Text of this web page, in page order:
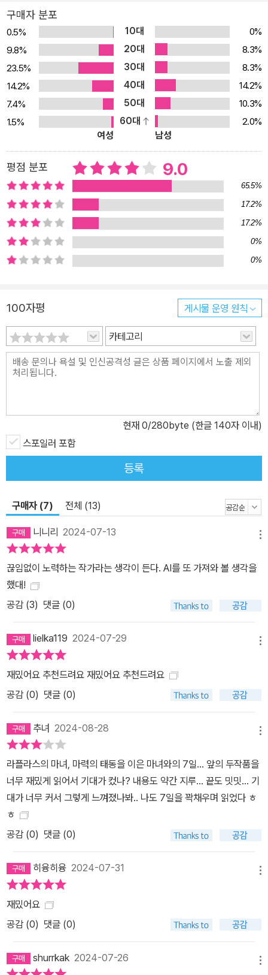
리의 대가, 히가시노 문학의 정점” “다양한 문제를 담은 내용이지만
단숨에 읽어버렸다” “성장한 마도카의 모습도 좋았고, 두 소년의 우
정도 인상 깊다” 등의 반응을 보이며 한층 성숙하고 강력한 모습으로
돌아온 〈라플라스 시리즈〉의 신작을 반겼다. “지명수배자를 귀신 같
이 찾아내는 전직 형사가 살해되었다!” 경찰 미스터리×SF×소년 모
험×성장 소설의 정수를 담은 걸작 전직 형사가 살해되었다. 피살된
쓰키자와 가쓰시는 ‘미아타리 형사’라는 경찰 특수 분야 전문가. 사진
한 장만으로 지명수배자의 인생을 유추해내는, 인간의 타고난 감각을
최대치로 연마한 인물이다. 쓰키자와 가쓰시가 실종되던 그 시각, 그
의 아들 리쿠마는 도서관에서 우연히 ‘라플라스의 마녀’ 우하라 마도
카와 마주친다. 갑자기 쏟아지는 비로 집에 갈 걱정을 하는 리쿠마에
게 마도카는 ‘이때 도서관을 나서라’ 하며 정확한 시간을 일러준다. 이
는 예언에 가까울 정도로 정확했는데……. 한편 경찰은 범행 현장을
찾고자 수색을 강화하지만 이렇다 할 단서를 잡지 못하고, 탐문수사
팀의 젊은 형사 와키사카는 윗선의 외압에도 불구하고 단독 수사를
감행해나간다. 경찰의 수사가 난항을 겪는 가운데 범행 장소와 시각
함께 아버지를 살해한 범인을 찾기 위해 나선다. 거대한 어둠에 맞서
홀로 진실을 추적해가는 와키사카 형사, 그리고 독자적인 추리를 거
듭해가는 마도카와 리쿠마. 과연 이들이 가닿게 되는 사건의 진실은
무엇일까. 『마녀와의 7일』은 수수께끼 같은 마도카에 이끌려 아버지
의 죽음을 쫓는 소년의 ‘모험’과 진실을 파헤치는 형사 와키사카의 ‘추
이 조금씩 모습을 드러낼수록 읽는 쾌감은 상승한다. 무엇보다 생생
한 현장감과 사건 위주의 빠른 전개는 히가시노 게이고 특유의 속도
감 넘치는 문장과 만나 폭발적 시너지를 이끌어낸다. AI 감시시스템
래의 일본. 방대한 데이터를 집어삼킨 AI는 인류에게 부와 여유를 가
져다주었지만, 동시에 새로운 혼란과 불안을 불러왔다. 지명수배자를
귀신 같이 찾아내는 경찰은 이제 사방에 설치된 CCTV에 그 자리를
내주었고, 온갖 감시시스템은 전 국민을 잠재적 범죄자로 간주했으
며, 개인의 삶은 파편화되었다. 희망과 두려움이 교차하는 AI라는 대
기 위한 문학적 시도”로서도 읽힌다. AI로 대체된 일자리 문제며, 개
스템 등 현대 사회의 굵직한 이슈들을 아우르며 AI 시대 인간 존엄의
문제까지 파고든다. 이를 통해 과연 ‘인간됨’이란 무엇인지, 무엇이 인
간 개개인을 고유하게 만드는지 고찰하고 생각하게 한다. 한편, 작품
에서 흥미로운 점은 온몸이 땀범벅이 되도록 발로 뛰어다니며 사건을
쫓는 주인공들의 묘사다. 이들의 모습은 AI로 상징되는 최첨단 디지
털 시대와 대조될 만큼 ‘아날로그’하다. “발바닥에 땀이 나도록 뛰어
다니는 풋풋한 힘”에서 작가는 “인간 실존을 위협하기에 이른 인공지
능 시대, 이를 악용하려는 ‘인간성을 잃은 인간’에 대항하는 방법”을
찾고자 했을 수도 있다. 7월 한여름 땡볕의 7일간이라는 작품의 시간
적 배경이 암시해주는 바가 큰 이유다. 히가시노 게이고 40년 미스터
리의 결정판 〈라플라스 시리즈〉 또 한 번의 전설을 써 내려가다 『마녀
와의 7일』은 작가 등단 30주년을 기념해 발표한 『라플라스의 마녀』
작품이기도 하다. 그만큼 〈라플라스 시리즈〉에 갖는 작가의 애정이 크
다 하겠다. 일본의 평론가 니시가미 신타는 히가시노 게이고의 작품
을 주제에 따라 과학, SF, 범죄 심리, 가족, 사랑의 비극, 복수 등 총
목에 모두 포함되는 대작”이라 평했다. 〈라플라스 시리즈〉는 주인공
그리고 특유의 가슴 뭉클한 휴먼 드라마가 돋보이는 작품이다. 주인
구매자 분포
0.5% 10대
0%
9.8%
20대
8.3%
23.5%
30대
8.3%
14.2%
40대
14.2%
7.4%
50대
10.3%
1.5%
60대
2.0%
여성
남성
평점 분포 9.0
65.5%
17.2%
17.2%
0%
0%
100자평 게시물 운영 원칙
카테고리
현재 0/280byte (한글 140자 이내)
스포일러 포함
등록
구매자 (7) 전체 (13)
니니리 2024-07-13
끊임없이 노력하는 작가라는 생각이 든다. AI를 또 가져와 볼 생각을
했대!
공감 (3) 댓글 (0)
lielka119 2024-07-29
재밌어요 추천드려요 재밌어요 추천드려요
공감 (0) 댓글 (0)
추녀 2024-08-28
라플라스의 마녀, 마력의 태동을 이은 마녀와의 7일… 앞의 두작품을
너무 재밌게 읽어서 기대가 컸나? 내용도 약간 지루… 끝도 밋밋… 기
대가 너무 커서 그렇게 느껴졌나봐.. 나도 7일을 꽉채우며 읽었다 ㅎ
ㅎ
공감 (0) 댓글 (0)
히융히융 2024-07-31
재밌어요
공감 (0) 댓글 (0)
shurrkak 2024-07-26